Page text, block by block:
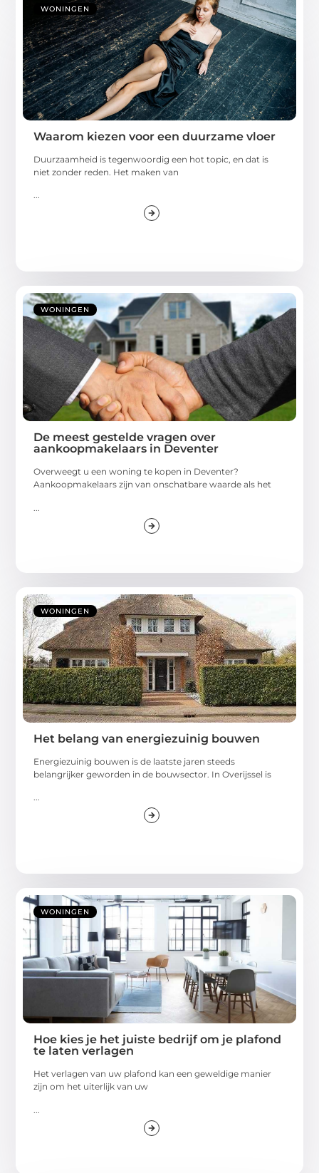
WONINGEN
Waarom kiezen voor een duurzame vloer
Duurzaamheid is tegenwoordig een hot topic, en dat is
niet zonder reden. Het maken van
...
WONINGEN
De meest gestelde vragen over
aankoopmakelaars in Deventer
Overweegt u een woning te kopen in Deventer?
Aankoopmakelaars zijn van onschatbare waarde als het
WONINGEN
Het belang van energiezuinig bouwen
Energiezuinig bouwen is de laatste jaren steeds
belangrijker geworden in de bouwsector. In Overijssel is
...
WONINGEN
Hoe kies je het juiste bedrijf om je plafond
te laten verlagen
Het verlagen van uw plafond kan een geweldige manier
zijn om het uiterlijk van uw